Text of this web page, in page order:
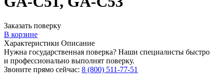
Заказать поверку
В корзине
Характеристики Описание
Нужна государственная поверка? Наши специалисты быстро
и профессионально выполнят поверку.
Звоните прямо сейчас: 8 (800) 511-77-51